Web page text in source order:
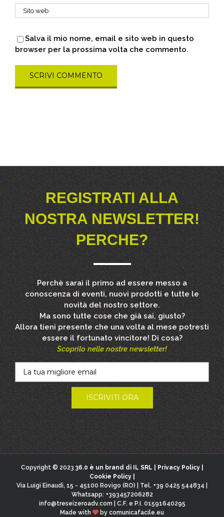
Salva il mio nome, email e sito web in questo
browser per la prossima volta che commento.
REGISTRATI ALLA
NOSTRA NEWSLETTER!
PERCHE?
Perchè sarai il primo ad essere messo a
conoscenza di eventi, nuovi prodotti e tutte le
novità del nostro settore.
Ma sono tutte cose che già sai, giusto?
Allora tieni presente che una volta al mese potresti
essere il fortunato vincitore! Di cosa?
Scoprilo nelle nostre newsletter!
Copyright © 2023 36.0 è un brand di IL SRL | Privacy Policy|
Cookie Policy|
Via Luigi Einaudi, 15 - 45100 Rovigo (RO) | Tel. +39 0425 544834 |
Whatsapp: +393457206282
info@treseizeroadv.com | C.F. e P.I. 01591640295
Made with
by comunicafacile.eu